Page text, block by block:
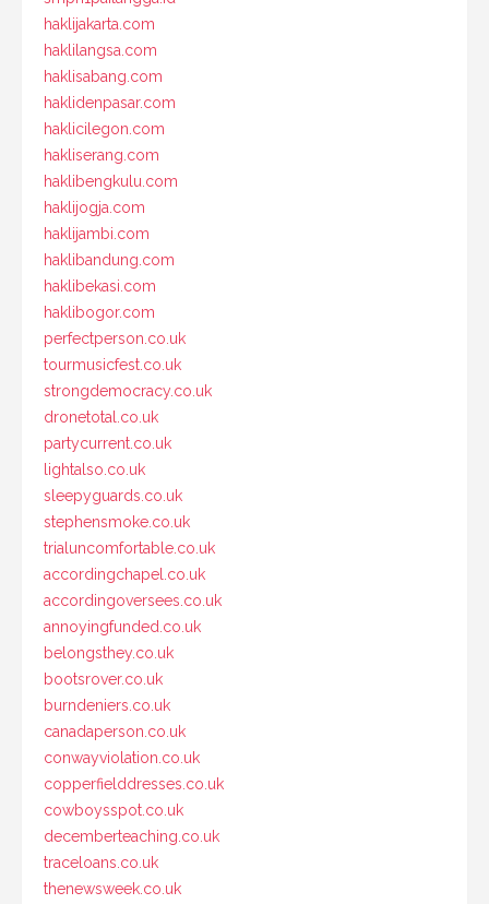
haklijakarta.com
haklilangsa.com
haklisabang.com
haklidenpasar.com
haklicilegon.com
hakliserang.com
haklibengkulu.com
haklijogja.com
haklijambi.com
haklibandung.com
haklibekasi.com
haklibogor.com
perfectperson.co.uk
tourmusicfest.co.uk
strongdemocracy.co.uk
dronetotal.co.uk
partycurrent.co.uk
lightalso.co.uk
sleepyguards.co.uk
stephensmoke.co.uk
trialuncomfortable.co.uk
accordingchapel.co.uk
accordingoversees.co.uk
annoyingfunded.co.uk
belongsthey.co.uk
bootsrover.co.uk
burndeniers.co.uk
canadaperson.co.uk
conwayviolation.co.uk
copperfielddresses.co.uk
cowboysspot.co.uk
decemberteaching.co.uk
traceloans.co.uk
thenewsweek.co.uk